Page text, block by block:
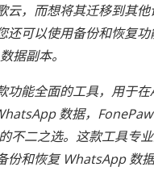
云，而想将其迁移到其
还可以使用备份和恢复
据副本。
功能全面的工具，用于
数据，
不二之选。这款工具专
份和恢复 WhatsApp 数据